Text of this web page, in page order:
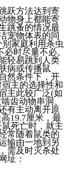
跃方法达到寄
物身上都能寄
跳蚤的情况最
宠物体表的同
家庭利用杀虫
时尽量不必。
轻易跳到人类
病或传播鼠
然条件下，开
主的选择性和
主此较广泛(如
齿动物串洞、
有主动离开原
19.7厘米，最
死亡时，就主
常随着鼠类的
输由一地到另
需及时灭杀处
址：